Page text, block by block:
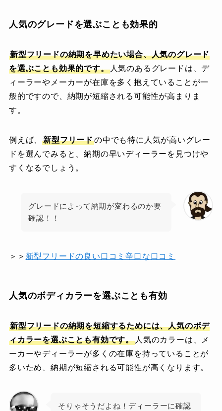
人気のグレードを選ぶことも効果的
新型フリードの納期を早めたい場合、人気のグレード
を選ぶことも効果的です。人気のあるグレードは、デ
ィーラーやメーカーが在庫を多く抱えていることが一
般的ですので、納期が短縮される可能性が高まりま
す。
例えば、新型フリードの中でも特に人気が高いグレー
ドを選んでみると、納期の早いディーラーを見つけや
すくなるでしょう。
グレードによって納期が変わるのか要
確認！！
＞＞ 新型フリードの良い口コミ辛口な口コミ
人気のボディカラーを選ぶことも有効
新型フリードの納期を短縮するためには、人気のボデ
ィカラーを選ぶことも有効です。 人気のカラーは、メ
ーカーやディーラーが多くの在庫を持っていることが
多いため、納期が短縮される可能性が高くなります。
そりゃそうだよね！ディーラーに確認